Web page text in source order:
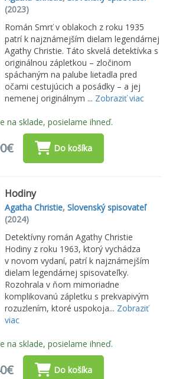
(2023)
Román Smrť v oblakoch z roku 1935
patrí k najznámejším dielam legendárnej
Agathy Christie. Táto skvelá detektívka s
originálnou zápletkou – zločinom
spáchaným na palube lietadla pred
očami cestujúcich a posádky – a jej
nemenej originálnym ... Zobraziť viac
na sklade, posielame ihneď.
Do košíka
Hodiny
Agatha Christie, Slovenský spisovateľ
(2024)
Detektívny román Agathy Christie
Hodiny z roku 1963, ktorý vychádza
v novom vydaní, patrí k najznámejším
dielam legendárnej spisovateľky.
Rozohrala v ňom mimoriadne
komplikovanú zápletku s prekvapivým
rozuzlením, ktoré uspokoja... Zobraziť
viac
na sklade, posielame ihneď.
Do košíka